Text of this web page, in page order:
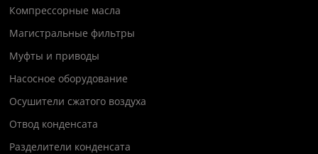
Компрессорные масла
Магистральные фильтры
Муфты и приводы
Насосное оборудование
Осушители сжатого воздуха
Отвод конденсата
Разделители конденсата